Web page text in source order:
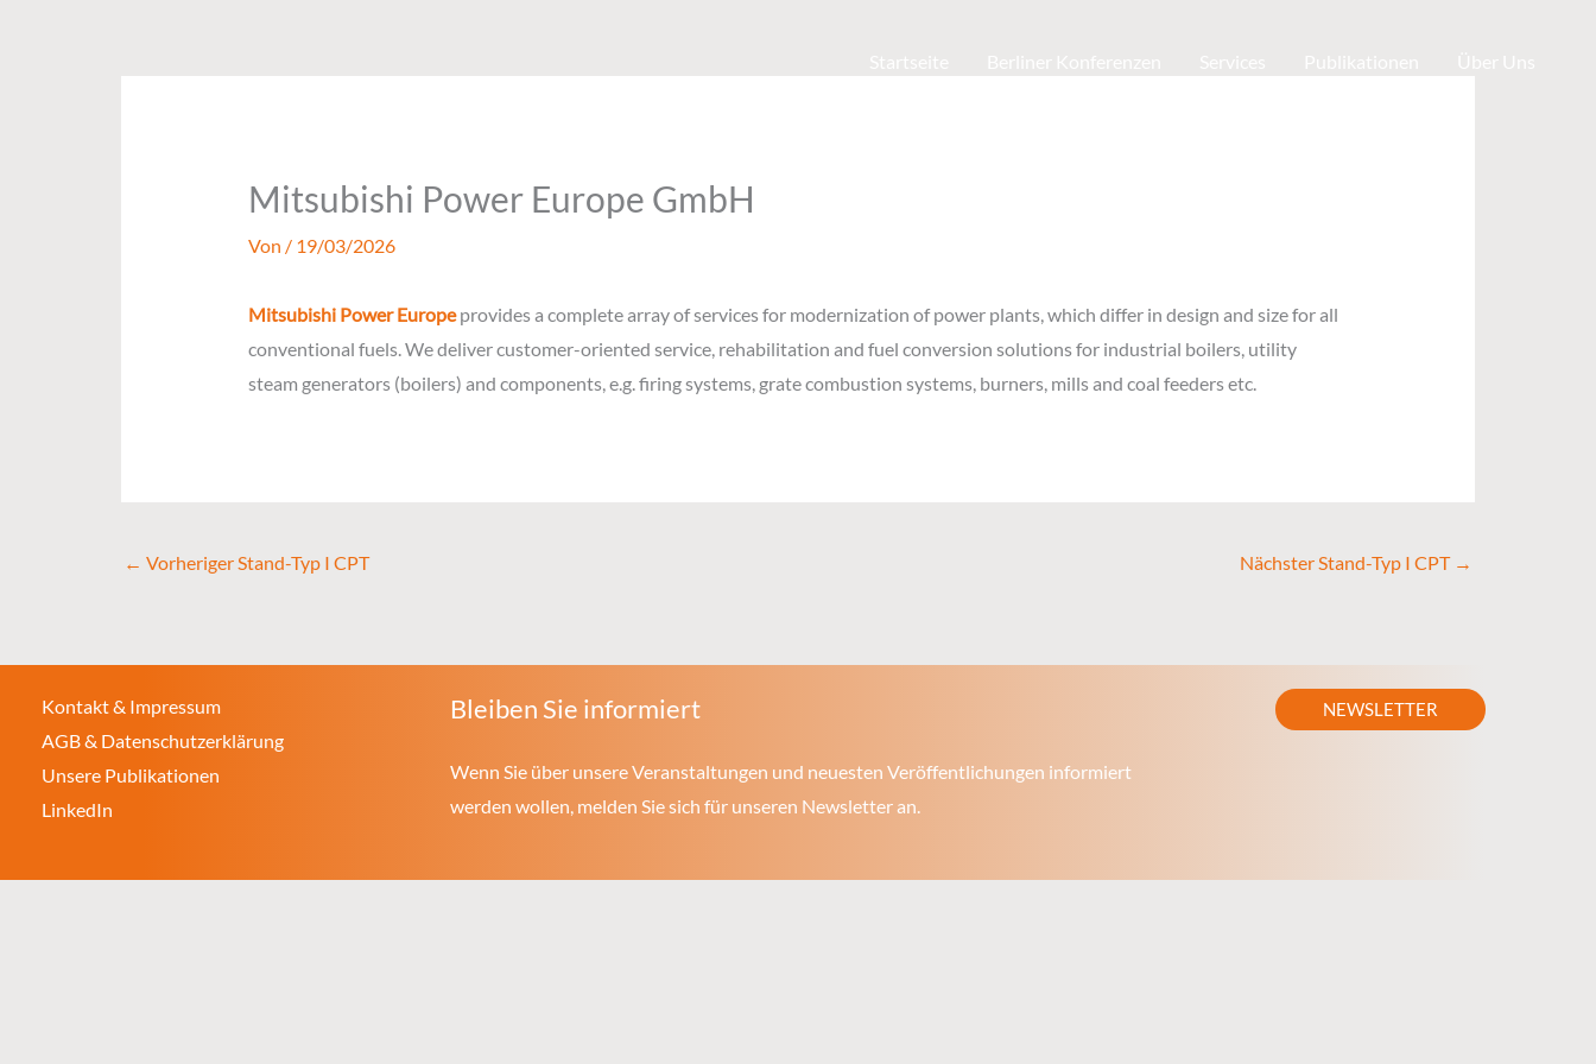
Mitsubishi Power Europe GmbH
Von / 19/03/2026
Mitsubishi Power Europeprovides a complete array of services for modernization of power plants, which differ in design and size for all
conventional fuels. We deliver customer-oriented service, rehabilitation and fuel conversion solutions for industrial boilers, utility
steam generators (boilers) and components, e.g. firing systems, grate combustion systems, burners, mills and coal feeders etc.
← Vorheriger Stand-Typ I CPT Nächster Stand-Typ I CPT →
Kontakt & Impressum
AGB & Datenschutzerklärung
Unsere Publikationen
LinkedIn
Bleiben Sie informiert
Wenn Sie über unsere Veranstaltungen und neuesten Veröffentlichungen informiert
werden wollen, melden Sie sich für unseren Newsletter an.
NEWSLETTER